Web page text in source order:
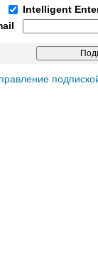
Intelligent